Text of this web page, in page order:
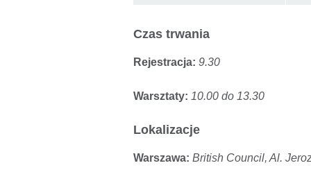
Czas trwania
Rejestracja: 9.30
Warsztaty: 10.00 do 13.30
Lokalizacje
Warszawa: British Council, Al.